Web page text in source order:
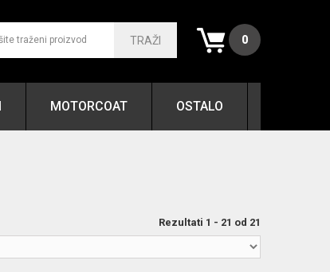
0
TRAŽI
MOTORCOAT OSTALO
Rezultati 1 - 21 od 21